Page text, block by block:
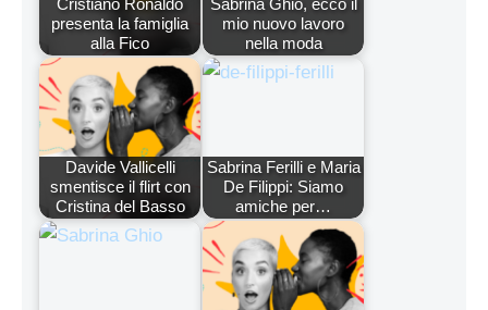
Cristiano Ronaldo
presenta la famiglia
alla Fico
Sabrina Ghio, ecco il
mio nuovo lavoro
nella moda
Davide Vallicelli
smentisce il flirt con
Cristina del Basso
Sabrina Ferilli e Maria
De Filippi: Siamo
amiche per…